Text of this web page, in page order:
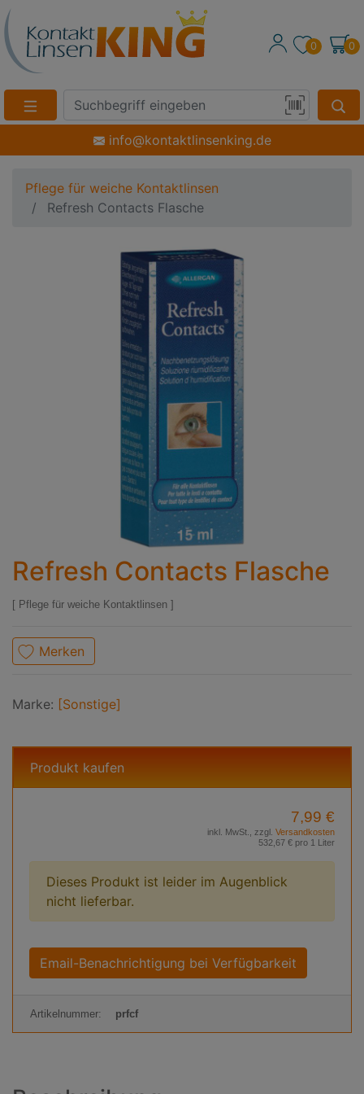
Suche
Eingabefeld
Produktsuche
Scan
0 0
info@kontaktlinsenking.de
Pflege für weiche Kontaktlinsen
Refresh Contacts Flasche
Refresh Contacts Flasche
Pflege für weiche Kontaktlinsen
Merken
Marke: [Sonstige]
Produkt kaufen
7,99 €
inkl. MwSt., zzgl. Versandkosten
532,67 € pro 1 Liter
Dieses Produkt ist leider im Augenblick
nicht lieferbar.
Email-Benachrichtigung bei Verfügbarkeit
Artikelnummer: prfcf